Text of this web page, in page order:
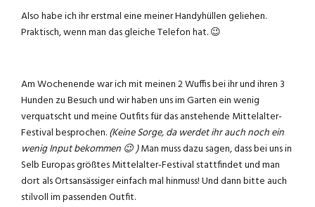
Also habe ich ihr erstmal eine meiner Handyhüllen geliehen.
Praktisch, wenn man das gleiche Telefon hat. 😉
Am Wochenende war ich mit meinen 2 Wuffis bei ihr und ihren 3
Hunden zu Besuch und wir haben uns im Garten ein wenig
verquatscht und meine Outfits für das anstehende Mittelalter-
Festival besprochen.(Keine Sorge, da werdet ihr auch noch ein
wenig Input bekommen 😉 )Man muss dazu sagen, dass bei uns in
Selb Europas größtes Mittelalter-Festival stattfindet und man
dort als Ortsansässiger einfach mal hinmuss! Und dann bitte auch
stilvoll im passenden Outfit.